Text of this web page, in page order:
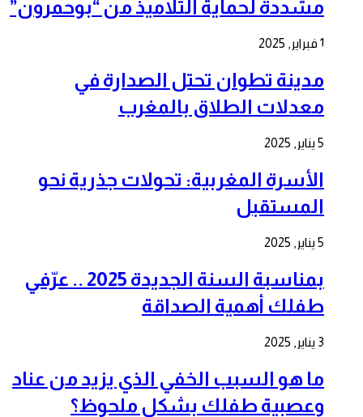
مشددة لحماية التلاميذ من “بوحمرون”
1 فبراير, 2025
مدينة تطوان تحتل الصدارة في
معدلات الطلاق بالمغرب
5 يناير, 2025
الأسرة المغربية: تحولات جذرية نحو
المستقبل
5 يناير, 2025
بمناسبة السنة الجديدة 2025 .. عرّفي
طفلك أهمية الصداقة
3 يناير, 2025
ما هو السبب الخفي الذي يزيد من عناد
وعصبية طفلك بشكل ملحوظ؟